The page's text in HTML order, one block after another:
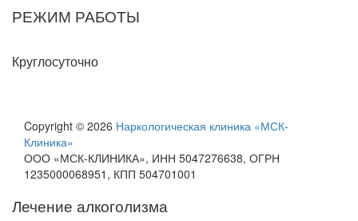
РЕЖИМ РАБОТЫ
Круглосуточно
Copyright © 2026 Наркологическая клиника «МСК-
Клиника»
ООО «МСК-КЛИНИКА», ИНН 5047276638, ОГРН
1235000068951, КПП 504701001
Лечение алкоголизма